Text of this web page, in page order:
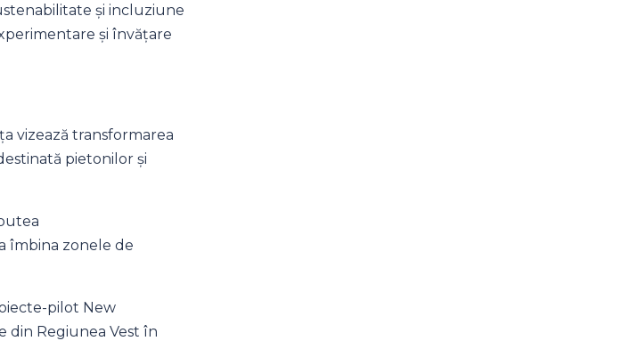
și incluziune
și învățare
vizează transformarea
pietonilor și
îmbina zonele de
pilot New
din Regiunea Vest în